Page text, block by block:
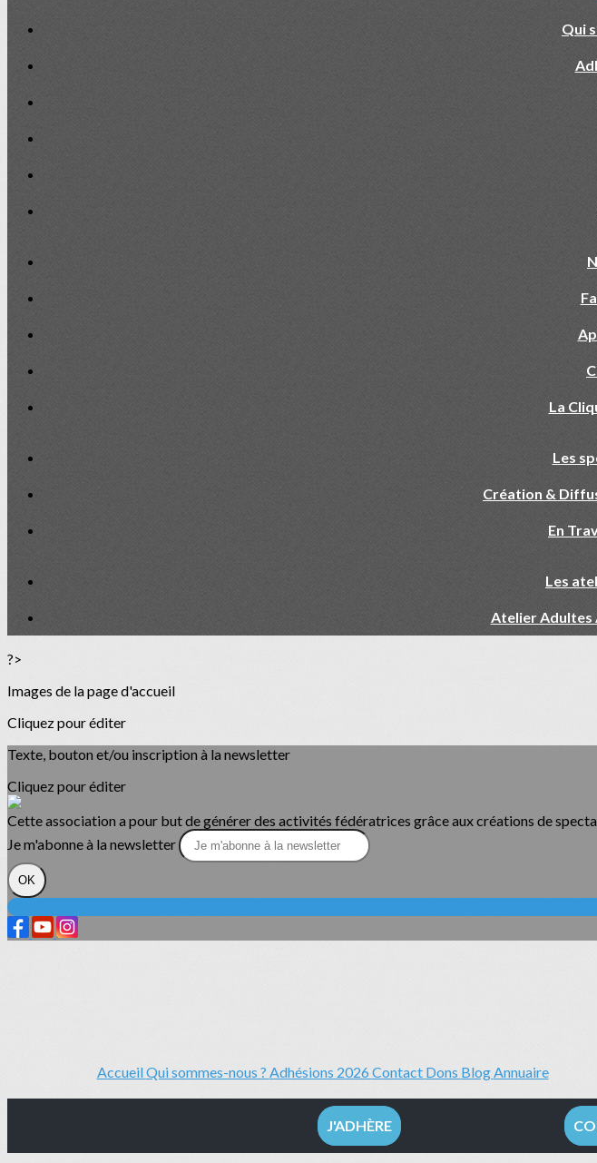
Qui
La
Les
Création &
En
Les
Atelier Adultes
?>
Images de la page d'accueil
Cliquez pour éditer
Texte, bouton et/ou inscription à la newsletter
Cliquez pour éditer
Cette association a pour but de générer des activités fédératrices grâce aux créations de
Je m'abonne à la newsletter
OK
AccueilQui sommes-nous ? Adhésions 2026 Contact Dons BlogAnnuaire
J'ADHÈRE